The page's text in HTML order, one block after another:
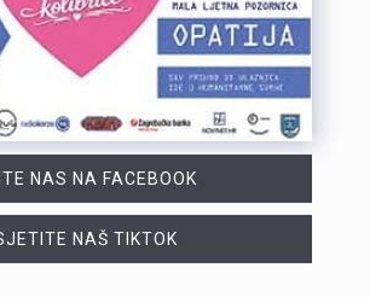
NAS NA FACEBOOK
NAŠ TIKTOK